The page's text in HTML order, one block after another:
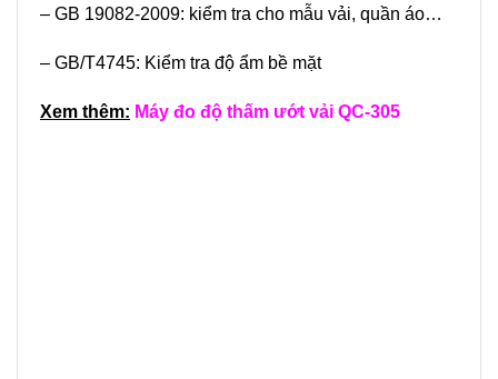
– GB 19082-2009: kiểm tra cho mẫu vải, quần áo…
– GB/T4745: Kiểm tra độ ẩm bề mặt
Xem thêm: Máy đo độ thấm ướt vải QC-305